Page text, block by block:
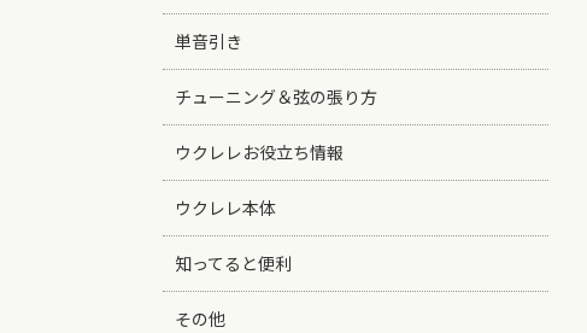
単音引き
チューニング＆弦の張り方
ウクレレお役立ち情報
ウクレレ本体
知ってると便利
その他